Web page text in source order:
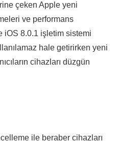
çeken Apple yeni
ve performans
iOS 8.0.1 işletim sistemi
hale getirirken yeni
cihazları düzgün
ile beraber cihazları